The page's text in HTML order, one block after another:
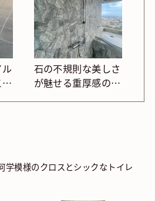
石の不規則な美しさ
が魅せる重厚感のあ
学模様のクロスとシックなトイレ